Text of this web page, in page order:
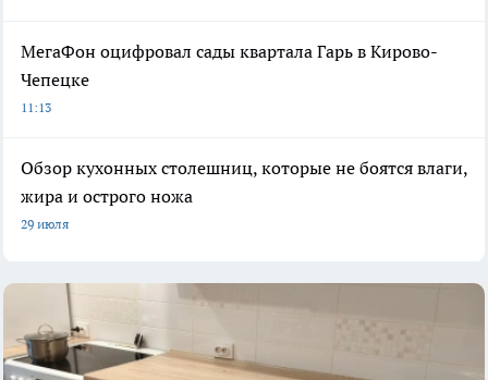
МегаФон оцифровал сады квартала Гарь в Кирово-
Чепецке
11:13
Обзор кухонных столешниц, которые не боятся влаги,
жира и острого ножа
29 июля